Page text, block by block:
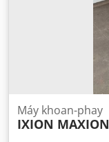
Máy khoan-phay
IXION MAXION